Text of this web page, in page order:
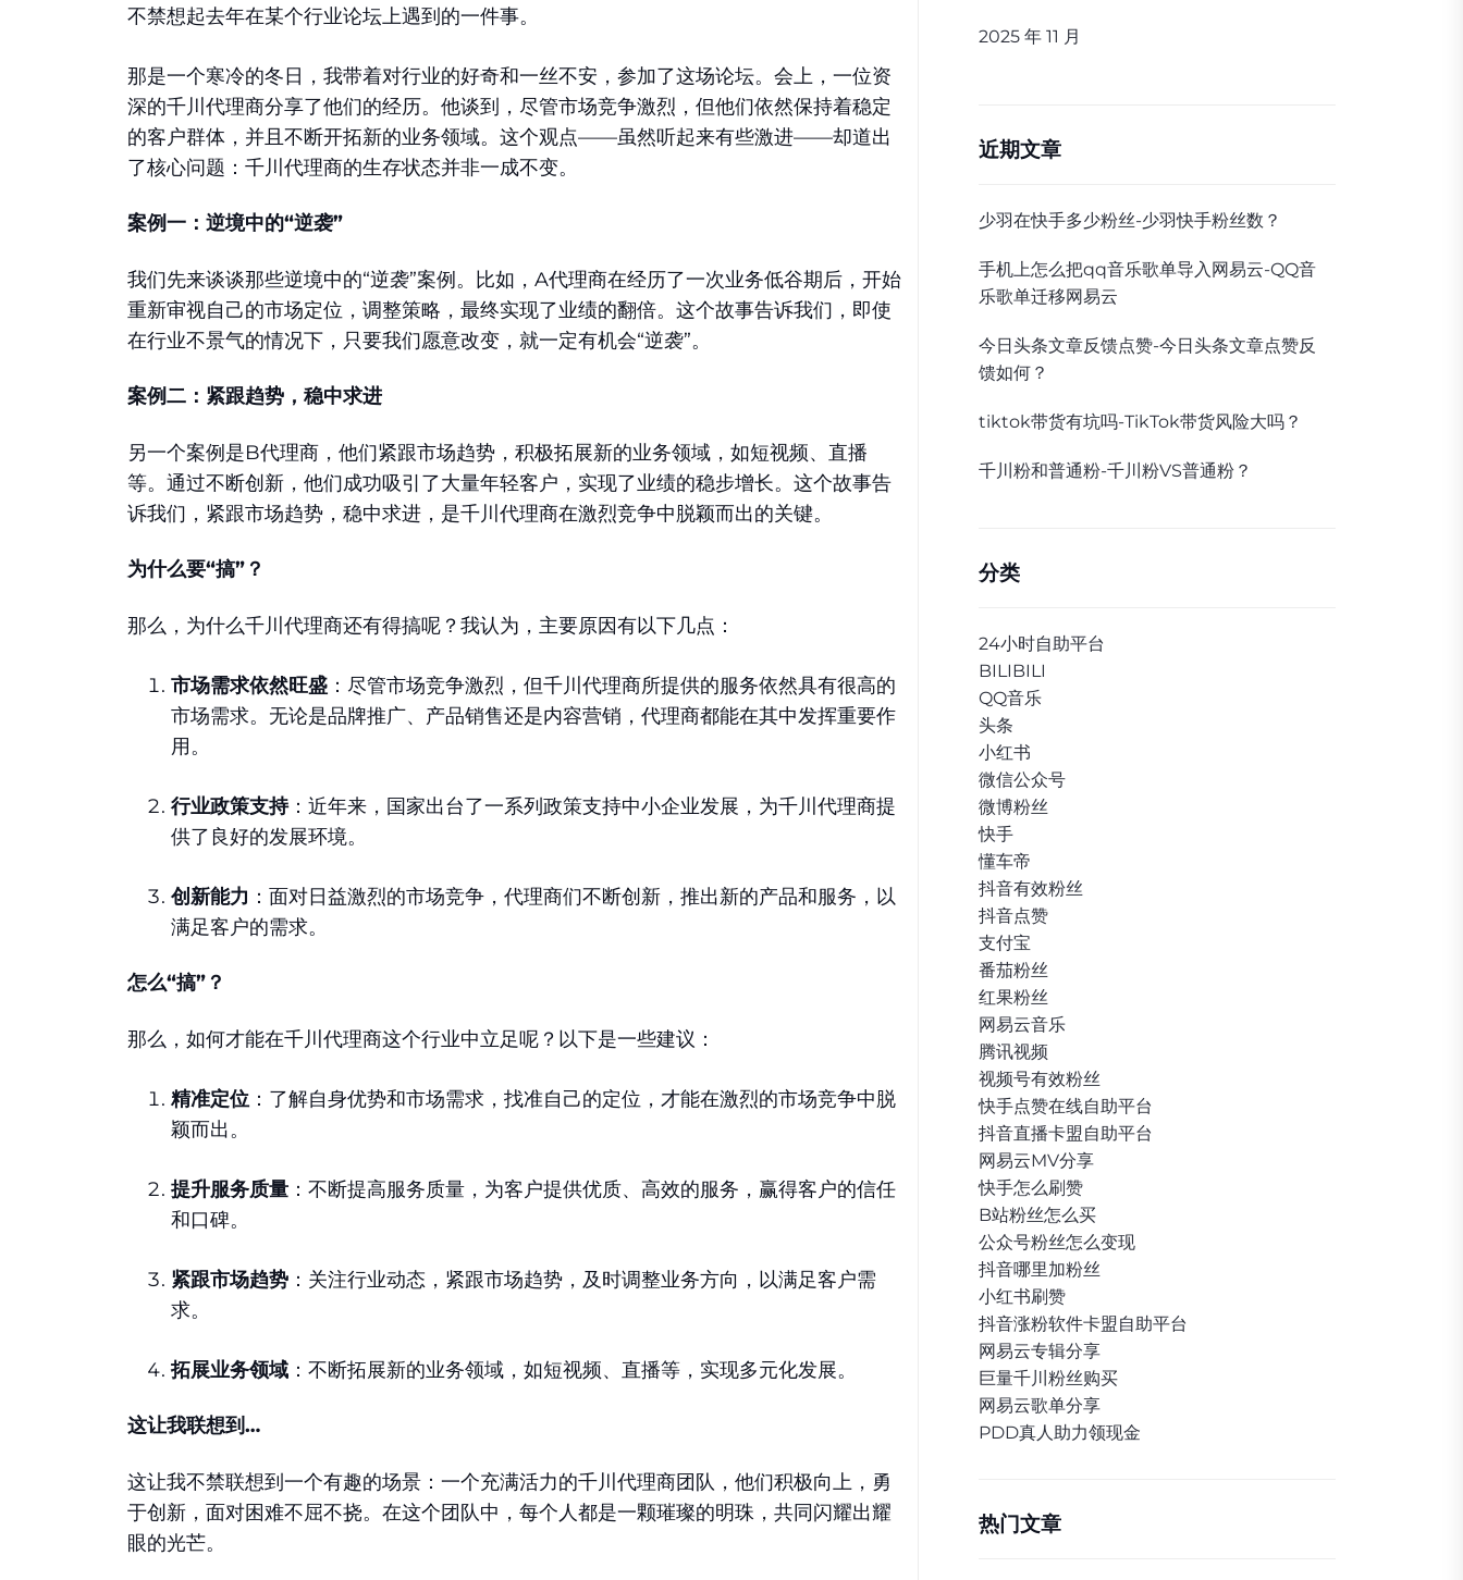
不禁想起去年在某个行业论坛上遇到的一件事。
那是一个寒冷的冬日，我带着对行业的好奇和一丝不安，参加了这场论坛。会上，一位资
深的千川代理商分享了他们的经历。他谈到，尽管市场竞争激烈，但他们依然保持着稳定
的客户群体，并且不断开拓新的业务领域。这个观点——虽然听起来有些激进——却道出
了核心问题：千川代理商的生存状态并非一成不变。
案例一：逆境中的“逆袭”
我们先来谈谈那些逆境中的“逆袭”案例。比如，A代理商在经历了一次业务低谷期后，开始
重新审视自己的市场定位，调整策略，最终实现了业绩的翻倍。这个故事告诉我们，即使
在行业不景气的情况下，只要我们愿意改变，就一定有机会“逆袭”。
案例二：紧跟趋势，稳中求进
另一个案例是B代理商，他们紧跟市场趋势，积极拓展新的业务领域，如短视频、直播
等。通过不断创新，他们成功吸引了大量年轻客户，实现了业绩的稳步增长。这个故事告
诉我们，紧跟市场趋势，稳中求进，是千川代理商在激烈竞争中脱颖而出的关键。
为什么要“搞”？
那么，为什么千川代理商还有得搞呢？我认为，主要原因有以下几点：
市场需求依然旺盛 ：尽管市场竞争激烈，但千川代理商所提供的服务依然具有很高的
市场需求。无论是品牌推广、产品销售还是内容营销，代理商都能在其中发挥重要作
用。
行业政策支持：近年来，国家出台了一系列政策支持中小企业发展，为千川代理商提
供了良好的发展环境。
创新能力 ：面对日益激烈的市场竞争，代理商们不断创新，推出新的产品和服务，以
满足客户的需求。
怎么“搞”？
那么，如何才能在千川代理商这个行业中立足呢？以下是一些建议：
精准定位 ：了解自身优势和市场需求，找准自己的定位，才能在激烈的市场竞争中脱
颖而出。
提升服务质量 ：不断提高服务质量，为客户提供优质、高效的服务，赢得客户的信任
和口碑。
紧跟市场趋势 ：关注行业动态，紧跟市场趋势，及时调整业务方向，以满足客户需
求。
拓展业务领域 ：不断拓展新的业务领域，如短视频、直播等，实现多元化发展。
这让我联想到…
这让我不禁联想到一个有趣的场景：一个充满活力的千川代理商团队，他们积极向上，勇
于创新，面对困难不屈不挠。在这个团队中，每个人都是一颗璀璨的明珠，共同闪耀出耀
眼的光芒。
2025 年 11 月
近期文章
少羽在快手多少粉丝-少羽快手粉丝数？
手机上怎么把qq音乐歌单导入网易云-QQ音
乐歌单迁移网易云
今日头条文章反馈点赞-今日头条文章点赞反
馈如何？
tiktok带货有坑吗-TikTok带货风险大吗？
千川粉和普通粉-千川粉VS普通粉？
分类
24小时自助平台
BILIBILI
QQ音乐
头条
小红书
微信公众号
微博粉丝
快手
懂车帝
抖音有效粉丝
抖音点赞
支付宝
番茄粉丝
红果粉丝
网易云音乐
腾讯视频
视频号有效粉丝
快手点赞在线自助平台
抖音直播卡盟自助平台
网易云MV分享
快手怎么刷赞
B站粉丝怎么买
公众号粉丝怎么变现
抖音哪里加粉丝
小红书刷赞
抖音涨粉软件卡盟自助平台
网易云专辑分享
巨量千川粉丝购买
网易云歌单分享
PDD真人助力领现金
热门文章